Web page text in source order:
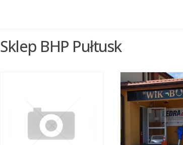
Sklep BHP Pułtusk